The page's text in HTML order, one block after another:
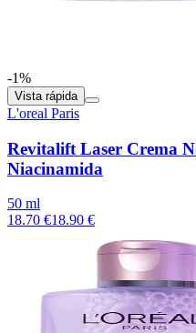
-1%
Vista rápida
L'oreal Paris
Revitalift Laser Crema
Niacinamida
50 ml
18.70 €18.90 €